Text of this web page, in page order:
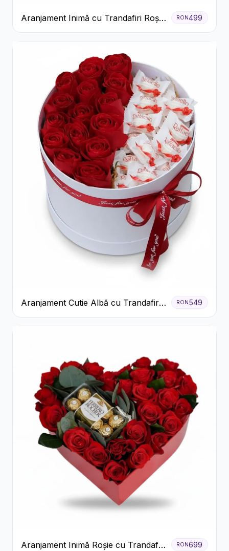
Aranjament Inimă cu Trandafiri Roșii
și Floarea Miresei
RON 499
Aranjament Cutie Albă cu Trandafiri
Roșii și Raffaello
RON 549
Aranjament Inimă Roșie cu Trandafiri
RON699